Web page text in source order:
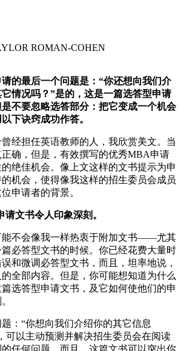
ROMAN-COHEN
的最后一个问题是：“你还想向我们介
情况吗？”是的，这是一篇选答型申请
不要忽略选答部分：把它变成一个机会
下诀窍成功作答。
经担任英语教师的人，我欣赏美文。当
确，但是，有效撰写的优秀MBA申请
绝佳机会。像上文这样的文书提示为申
机会，使得像我这样的招生委员会成员
申请者的背景。
文书令人印象深刻。
能不会像我一样热衷于附加文书——尤其
必答型文书的时候。你已经花费大量时
和微调必答型文书，而且，坦率地说，
全部内容。但是，你可能想知道为什么
选答型申请文书，及它如何使他们的申
：“你想向我们介绍你的其它信息
可以主动预测并解决招生委员会在阅读
任何问题。而且，这篇文书可以突出你